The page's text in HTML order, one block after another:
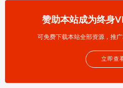
赞助本站成为终身
可免费下载本站全部资源，推
立即查